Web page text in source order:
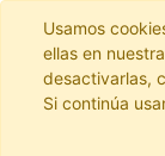
Usamos
ellas en nuestra
desactivarlas,
Si continúa